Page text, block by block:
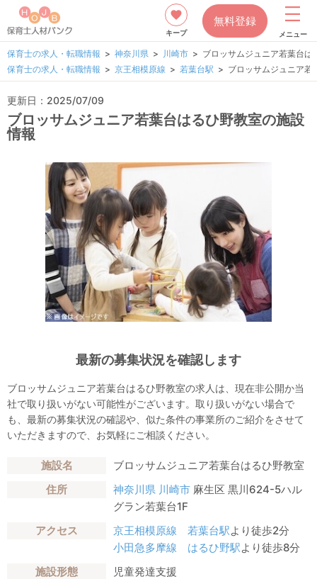
キープ
無料登録
メニュー
保育士の求人・転職情報 神奈川県 川崎市
ブロッサムジュニア若葉台は
保育士の求人・転職情報
京王相模原線 若葉台駅 ブロッサムジュニア若
更新日：2025/07/09
ブロッサムジュニア若葉台はるひ野教室の施設
情報
最新の募集状況を確認します
ブロッサムジュニア若葉台はるひ野教室の求人は、現在非公開か当
社で取り扱いがない可能性がございます。取り扱いがない場合で
も、最新の募集状況の確認や、似た条件の事業所のご紹介をさせて
いただきますので、お気軽にご相談ください。
施設名
ブロッサムジュニア若葉台はるひ野教室
住所
神奈川県 川崎市 麻生区 黒川624-5ハル
グラン若葉台1F
アクセス
京王相模原線 若葉台駅より徒歩2分
小田急多摩線
はるひ野駅より徒歩8分
施設形態
児童発達支援